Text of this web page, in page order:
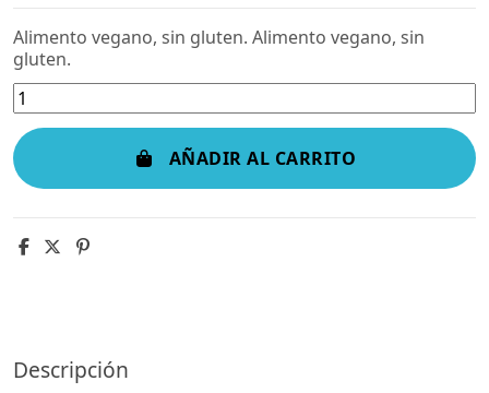
Alimento vegano, sin gluten. Alimento vegano, sin
gluten.
AÑADIR AL CARRITO
Descripción